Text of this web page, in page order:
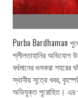
Purba Bardhaman
শ্লীলতাহানির অভিযোগ
বর্ধমানের গুসকরা
স্থানীয় সূত্রে খবর,
অভিযুক্ত পুরোহিত। এর